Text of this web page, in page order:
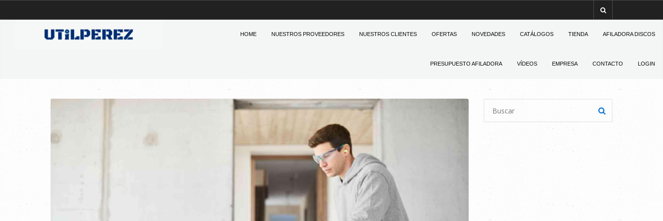
HOME NUESTROS PROVEEDORES NUESTROS CLIENTES OFERTAS NOVEDADES CATÁLOGOS TIENDA AFILADORA DISCOS
PRESUPUESTO AFILADORA VÍDEOS EMPRESA CONTACTO LOGIN